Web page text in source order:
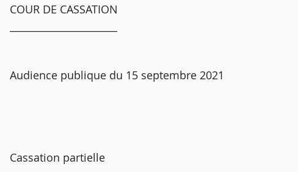
COUR DE CASSATION
Audience publique du 15 septembre 2021
Cassation partielle